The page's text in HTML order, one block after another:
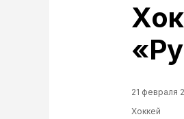
21 февраля
Хоккей